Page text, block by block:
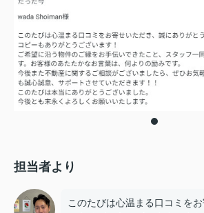
担当者より
このたびは心温まる口コミを